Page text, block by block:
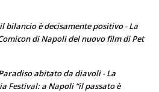
bilancio è decisamente positivo - La
di Napoli del nuovo film di Pet
abitato da diavoli - La
Festival: a Napoli “il passato è